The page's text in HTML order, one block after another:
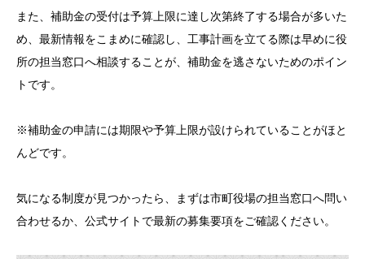
また、補助金の受付は予算上限に達し次第終了する場合が多いた
め、最新情報をこまめに確認し、工事計画を立てる際は早めに役
所の担当窓口へ相談することが、補助金を逃さないためのポイン
トです。
※補助金の申請には期限や予算上限が設けられていることがほと
んどです。
気になる制度が見つかったら、まずは市町役場の担当窓口へ問い
合わせるか、公式サイトで最新の募集要項をご確認ください。